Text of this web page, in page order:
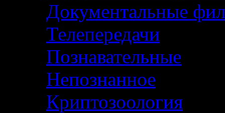
Документальные
Телепередачи
Познавательные
Непознанное
Криптозоология